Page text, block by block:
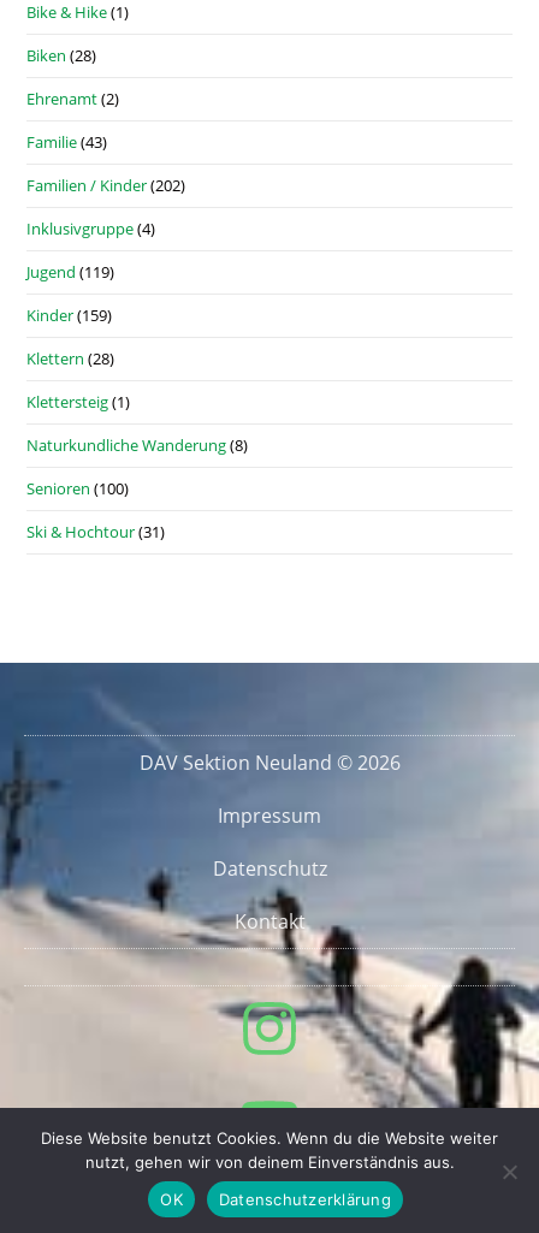
Bike & Hike(1)
Biken (28)
Ehrenamt(2)
Familie(43)
Familien / Kinder(202)
Inklusivgruppe(4)
Jugend (119)
Kinder(159)
Klettern (28)
Klettersteig(1)
Naturkundliche Wanderung(8)
Senioren (100)
Ski & Hochtour(31)
DAV Sektion Neuland © 2026
Impressum
Datenschutz
Kontakt
Diese Website benutzt Cookies. Wenn du die Website weiter
nutzt, gehen wir von deinem Einverständnis aus.
OK
Datenschutzerklärung